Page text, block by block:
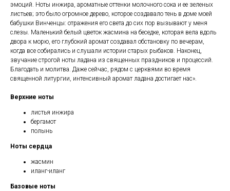
эмоций. Ноты инжира, ароматные оттенки молочного сока и ее зеленых
листьев; это было огромное дерево, которое создавало тень в доме моей
бабушки Винченцы: отражения его света до сих пор вызывают у меня
слезы. Маленький белый цветок жасмина на беседке, которая вела вдоль
двора к морю, его глубокий аромат создавал обстановку по вечерам,
когда все собирались и слушали истории старых рыбаков. Наконец,
звучание строгой ноты ладана из священных праздников и процессий.
Благодать и молитва. Даже сейчас, рядом с церквями во время
священной литургии, интенсивный аромат ладана достигает нас».
Верхние ноты
листья инжира
бергамот
полынь
Ноты сердца
жасмин
иланг-иланг
Базовые ноты